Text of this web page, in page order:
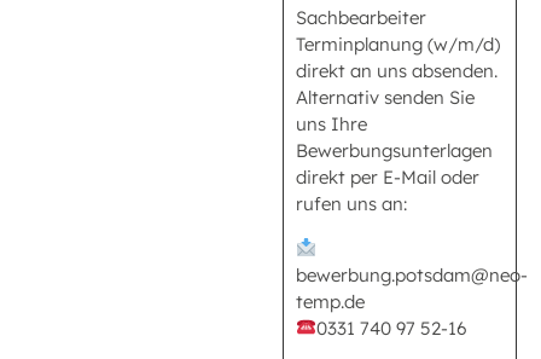
Sachbearbeiter
Terminplanung (w/m/d)
direkt an uns absenden.
Alternativ senden Sie
uns Ihre
Bewerbungsunterlagen
direkt per E-Mail oder
rufen uns an:
bewerbung.potsdam@neo-
temp.de
0331 740 97 52-16